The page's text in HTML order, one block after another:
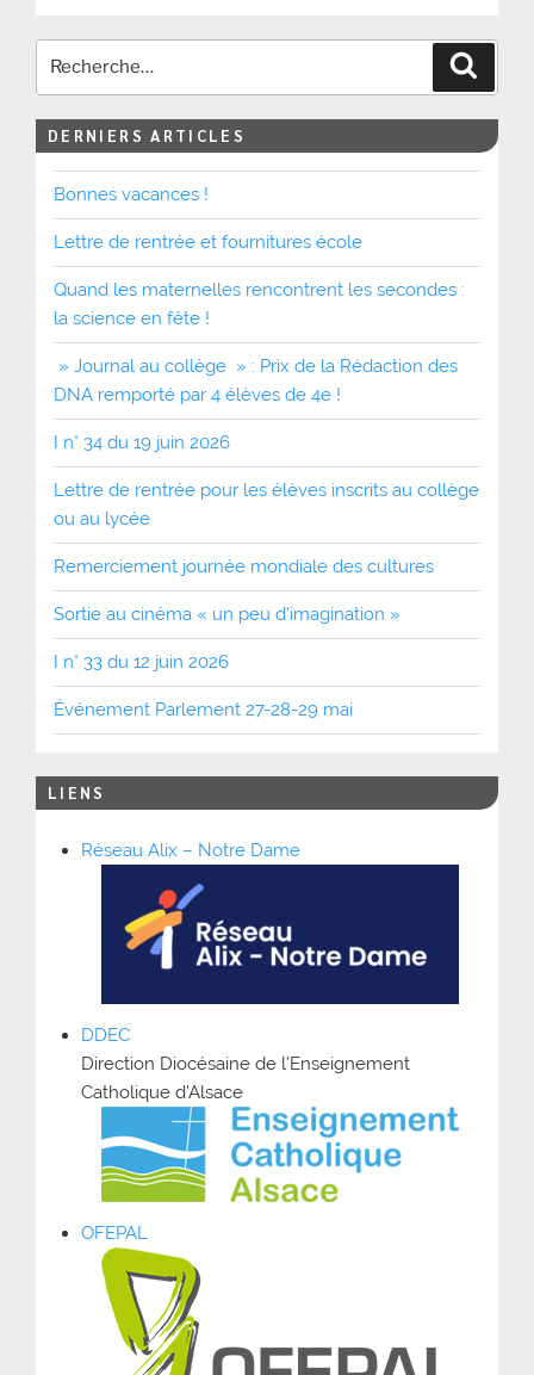
DERNIERS ARTICLES
Bonnes vacances !
Lettre de rentrée et fournitures école
Quand les maternelles rencontrent les secondes :
la science en fête !
» Journal au collège » : Prix de la Rédaction des
DNA remporté par 4 élèves de 4e !
I n° 34 du 19 juin 2026
Lettre de rentrée pour les élèves inscrits au collège
ou au lycée
Remerciement journée mondiale des cultures
Sortie au cinéma « un peu d’imagination »
I n° 33 du 12 juin 2026
Événement Parlement 27-28-29 mai
LIENS
Réseau Alix – Notre Dame
DDEC
Direction Diocésaine de l’Enseignement
Catholique d’Alsace
OFEPAL